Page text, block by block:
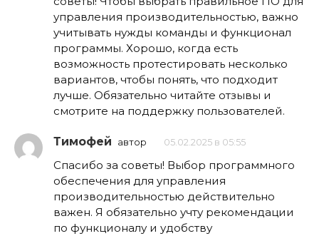
управления производительностью, важно
учитывать нужды команды и функционал
программы. Хорошо, когда есть
возможность протестировать несколько
вариантов, чтобы понять, что подходит
лучше. Обязательно читайте отзывы и
смотрите на поддержку пользователей.
Тимофей автор 05.02.2025 в 05:55
Спасибо за советы! Выбор программного
обеспечения для управления
производительностью действительно
важен. Я обязательно учту рекомендации
по функционалу и удобству